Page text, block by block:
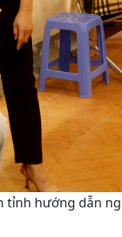
tỉnh hướng dẫn